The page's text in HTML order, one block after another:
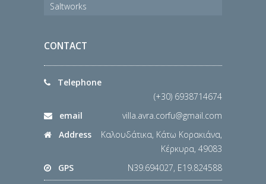
Saltworks
CONTACT
Telephone
(+30) 6938714674
email
villa.avra.corfu@gmail.com
Address
Καλουδάτικα, Κάτω Κορακιάνα,
Κέρκυρα, 49083
GPS
N39.694027, E19.824588